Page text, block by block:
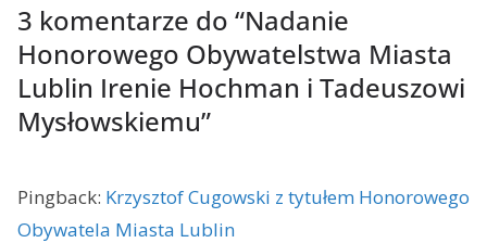
3 komentarze do “Nadanie
Honorowego Obywatelstwa Miasta
Lublin Irenie Hochman i Tadeuszowi
Mysłowskiemu”
Pingback: Krzysztof Cugowski z tytułem Honorowego
Obywatela Miasta Lublin